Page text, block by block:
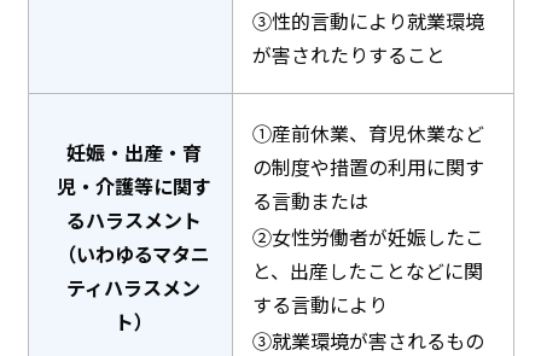
③性的言動により就業環境
が害されたりすること
妊娠・出産・育
児・介護等に関す
るハラスメント
（いわゆるマタニ
ティハラスメン
ト）
①産前休業、育児休業など
の制度や措置の利用に関す
る言動または
②女性労働者が妊娠したこ
と、出産したことなどに関
する言動により
③就業環境が害されるもの